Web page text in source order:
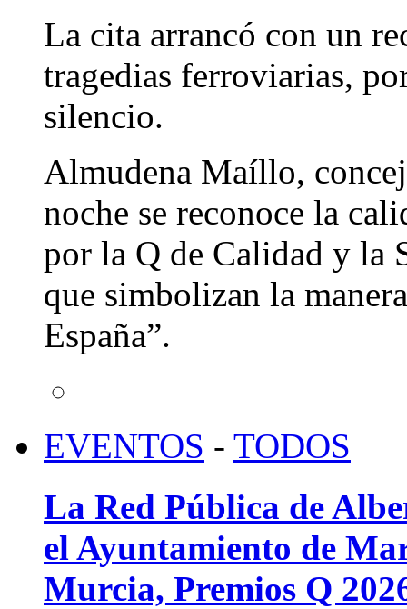
La cita arrancó con un
tragedias ferroviarias,
silencio.
Almudena Maíllo,
noche se reconoce la
por la Q de Calidad y la
que simbolizan la
España”.
EVENTOS - TODOS
La Red Pública de
el Ayuntamiento de
Murcia, Premios Q